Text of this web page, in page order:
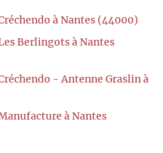
à Nantes (44000)
Berlingots à Nantes
- Antenne Graslin à
à Nantes